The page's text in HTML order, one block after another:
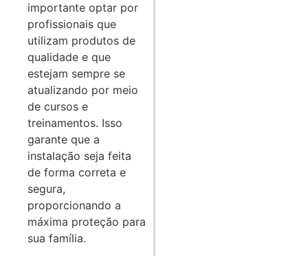
importante optar por
profissionais que
utilizam produtos de
qualidade e que
estejam sempre se
atualizando por meio
de cursos e
treinamentos. Isso
garante que a
instalação seja feita
de forma correta e
segura,
proporcionando a
máxima proteção para
sua família.